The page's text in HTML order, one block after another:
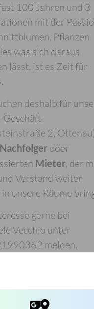
100 Jahren und 3
mit der
Pflanzen
was sich daraus
lässt, ist es Zeit für
deshalb für
Geschäft
2, Ottenau)
Nachfolgeroder
Mieter, der
Verstand weiter
in unsere Räume
gerne bei
Vecchio unter
melden.